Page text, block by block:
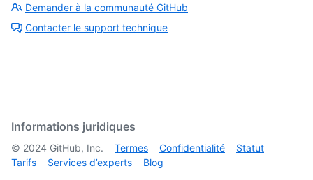
Demander à la communauté GitHub
Contacter le support technique
Informations juridiques
© 2024 GitHub, Inc. Termes Confidentialité
Statut
Tarifs
Services d’experts Blog